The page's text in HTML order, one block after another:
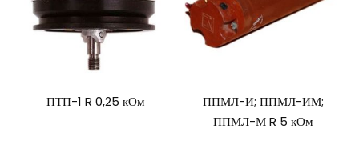
ПТП-1 R 0,25 кОм
ППМЛ-И; ППМЛ-ИМ;
ППМЛ-М R 5 кОм